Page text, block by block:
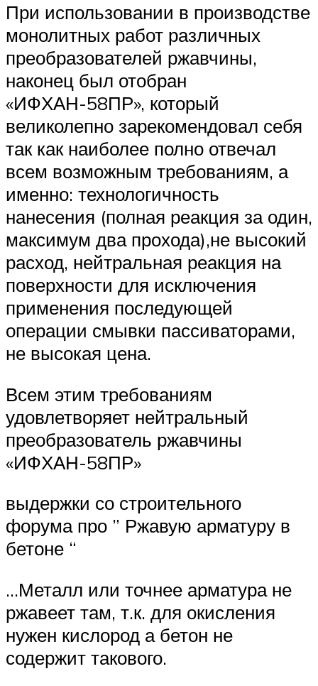
При использовании в производстве
монолитных работ различных
преобразователей ржавчины,
наконец был отобран
«ИФХАН-58ПР», который
великолепно зарекомендовал себя
так как наиболее полно отвечал
всем возможным требованиям, а
именно: технологичность
нанесения (полная реакция за один,
максимум два прохода),не высокий
расход, нейтральная реакция на
поверхности для исключения
применения последующей
операции смывки пассиваторами,
не высокая цена.
Всем этим требованиям
удовлетворяет нейтральный
преобразователь ржавчины
«ИФХАН-58ПР»
выдержки со строительного
форума про ” Ржавую арматуру в
бетоне “
…Металл или точнее арматура не
ржавеет там, т.к. для окисления
нужен кислород а бетон не
содержит такового.